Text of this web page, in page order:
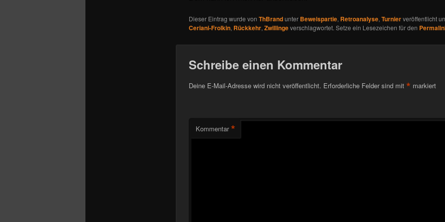
Dieser Eintrag wurde von ThBrandunter Beweispartie, Retroanalyse, Turnierveröffentlicht
Ceriani-Frolkin, Rückkehr, Zwillingeverschlagwortet. Setze ein Lesezeichen für den
Schreibe einen Kommentar
Deine E-Mail-Adresse wird nicht veröffentlicht. Erforderliche Felder sind mit * markiert
Kommentar *